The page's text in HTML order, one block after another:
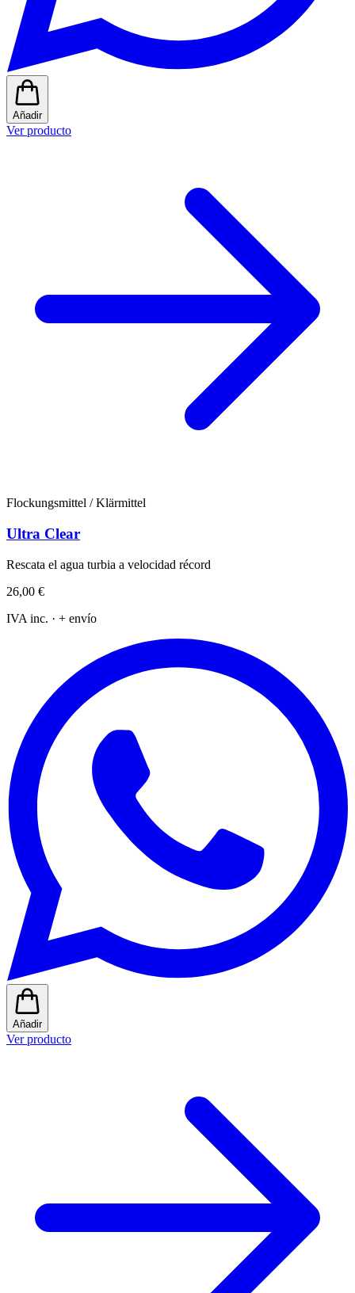
Añadir
Ver producto
Flockungsmittel / Klärmittel
Ultra Clear
Rescata el agua turbia a velocidad récord
26,00 €
IVA inc. · + envío
Añadir
Ver producto